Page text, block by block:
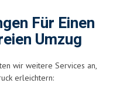
Für Einen
Umzug
wir weitere Services an,
erleichtern: